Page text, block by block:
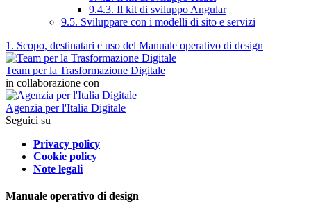
9.4.3. Il kit di sviluppo Angular
9.5. Sviluppare con i modelli di sito e servizi
1. Scopo, destinatari e uso del Manuale operativo di design
Team per la Trasformazione Digitale
in collaborazione con
Agenzia per l'Italia Digitale
Seguici su
Privacy policy
Cookie policy
Note legali
Manuale operativo di design